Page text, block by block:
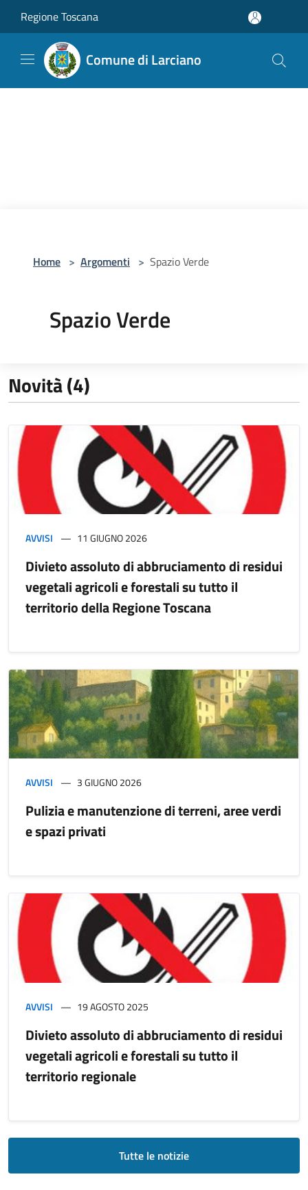
Regione Toscana
Comune di Larciano
Home > Argomenti > Spazio Verde
Spazio Verde
Novità (4)
AVVISI 11 GIUGNO 2026
Divieto assoluto di abbruciamento di residui
vegetali agricoli e forestali su tutto il
territorio della Regione Toscana
AVVISI 3 GIUGNO 2026
Pulizia e manutenzione di terreni, aree verdi
e spazi privati
AVVISI 19 AGOSTO 2025
Divieto assoluto di abbruciamento di residui
vegetali agricoli e forestali su tutto il
territorio regionale
Tutte le notizie